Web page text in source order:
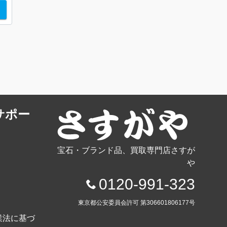
ポー
法に基づ
宝石・ブランド品、買取専門店さすが
や
0120-991-323
東京都公安委員会許可 第306601806177号